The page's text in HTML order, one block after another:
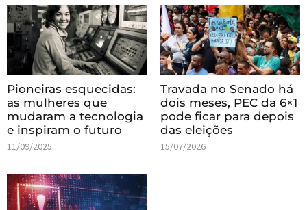
Pioneiras esquecidas:
as mulheres que
mudaram a tecnologia
e inspiram o futuro
11/09/2025
Travada no Senado há
dois meses, PEC da 6×1
pode ficar para depois
das eleições
15/07/2026